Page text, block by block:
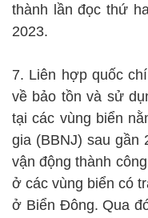
thành lần đọc thứ
2023.
7. Liên hợp quốc
về bảo tồn và sử
tại các vùng biển
gia (BBNJ) sau gần
vận động thành
ở các vùng biển có
ở Biển Đông. Qua